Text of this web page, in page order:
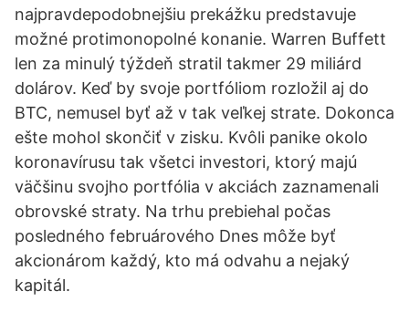
najpravdepodobnejšiu prekážku predstavuje
možné protimonopolné konanie. Warren Buffett
len za minulý týždeň stratil takmer 29 miliárd
dolárov. Keď by svoje portfóliom rozložil aj do
BTC, nemusel byť až v tak veľkej strate. Dokonca
ešte mohol skončiť v zisku. Kvôli panike okolo
koronavírusu tak všetci investori, ktorý majú
väčšinu svojho portfólia v akciách zaznamenali
obrovské straty. Na trhu prebiehal počas
posledného februárového Dnes môže byť
akcionárom každý, kto má odvahu a nejaký
kapitál.